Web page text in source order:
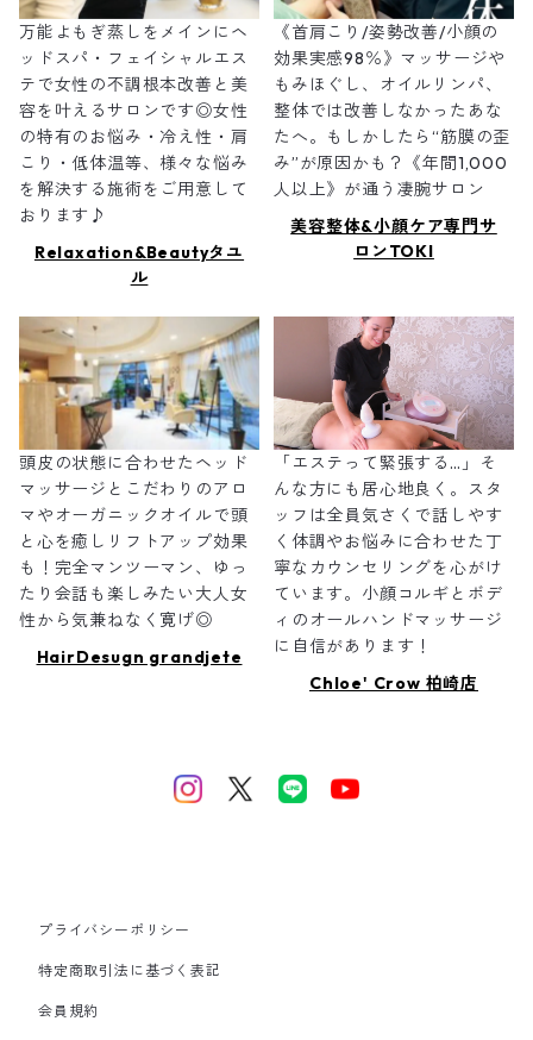
万能よもぎ蒸しをメインにヘ
ッドスパ・フェイシャルエス
テで女性の不調根本改善と美
容を叶えるサロンです◎女性
の特有のお悩み・冷え性・肩
こり・低体温等、様々な悩み
を解決する施術をご用意して
おります♪
Relaxation&Beautyタユ
ル
《首肩こり/姿勢改善/小顔の
効果実感98％》マッサージや
もみほぐし、オイルリンパ、
整体では改善しなかったあな
たへ。もしかしたら“筋膜の歪
み”が原因かも？《年間1,000
人以上》が通う凄腕サロン
美容整体&小顔ケア専門サ
ロンTOKI
頭皮の状態に合わせたヘッド
マッサージとこだわりのアロ
マやオーガニックオイルで頭
と心を癒しリフトアップ効果
も！完全マンツーマン、ゆっ
たり会話も楽しみたい大人女
性から気兼ねなく寛げ◎
HairDesugn grandjete
「エステって緊張する…」そ
んな方にも居心地良く。スタ
ッフは全員気さくで話しやす
く体調やお悩みに合わせた丁
寧なカウンセリングを心がけ
ています。小顔コルギとボデ
ィのオールハンドマッサージ
に自信があります！
Chloe' Crow 柏崎店
プライバシーポリシー
特定商取引法に基づく表記
会員規約